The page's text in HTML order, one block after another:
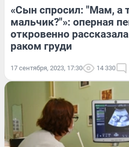
«Сын спросил: "Мам, а
мальчик?"»: оперная
откровенно
раком груди
17 сентября, 2023, 17:30 14 330